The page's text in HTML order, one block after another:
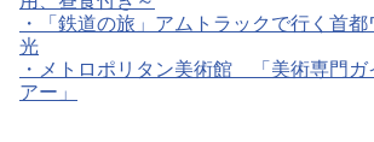
・
「鉄道の旅」アムトラックで行く首
光
・ メトロポリタン美術館 「美術専門ガ
アー」